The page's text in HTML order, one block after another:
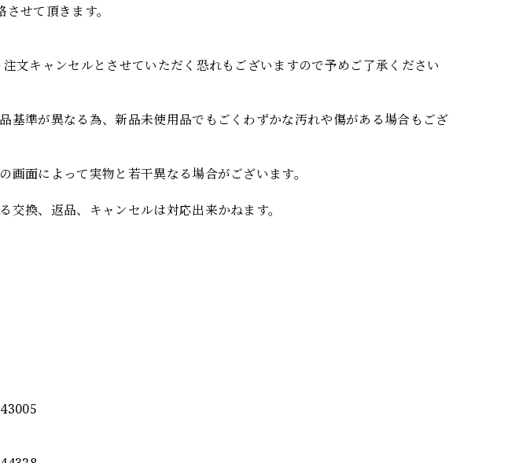
せて頂きます。
文キャンセルとさせていただく恐れもございますので予めご了承ください
基準が異なる為、新品未使用品でもごくわずかな汚れや傷がある場合もござ
画面によって実物と若干異なる場合がございます。
交換、返品、キャンセルは対応出来かねます。